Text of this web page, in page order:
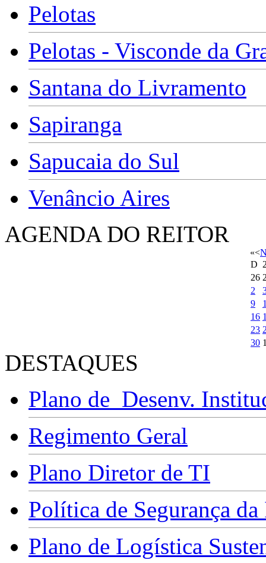
Pelotas
Pelotas - Visconde da
Santana do Livramento
Sapiranga
Sapucaia do Sul
Venâncio Aires
AGENDA DO REITOR
«<
D
26
2
9
16
23
30
DESTAQUES
Plano de Desenv.
Regimento Geral
Plano Diretor de TI
Política de Segurança
Plano de Logística